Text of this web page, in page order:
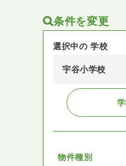
条件を変更
選択中の 学校
宇谷小学校
物件種別